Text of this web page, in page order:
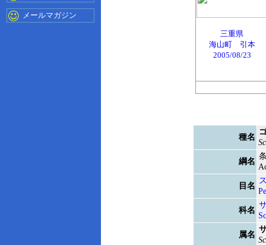
メールマガジン
三重県
海山町 引本
2005/08/23
種名
綱名
目名
科名
属名